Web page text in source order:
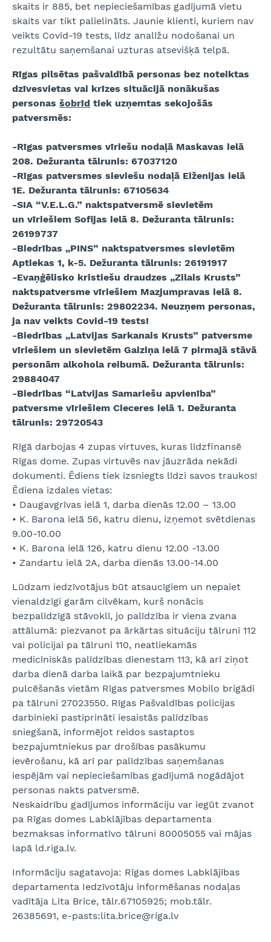
skaits ir 885, bet nepieciešamības gadījumā vietu
skaits var tikt palielināts. Jaunie klienti, kuriem nav
veikts Covid-19 tests, līdz analīžu nodošanai un
rezultātu saņemšanai uzturas atsevišķā telpā.
Rīgas pilsētas pašvaldībā personas bez noteiktas
dzīvesvietas vai krīzes situācijā nonākušas
personas šobrīd tiek uzņemtas sekojošās
patversmēs:
-Rīgas patversmes vīriešu nodaļā Maskavas ielā
208. Dežuranta tālrunis: 67037120
-Rīgas patversmes sieviešu nodaļā Eiženijas ielā
1E. Dežuranta tālrunis: 67105634
-SIA “V.E.L.G.” naktspatversmē sievietēm
un vīriešiem Sofijas ielā 8. Dežuranta tālrunis:
26199737
-Biedrības „PINS” naktspatversmes sievietēm
Aptiekas 1, k-5. Dežuranta tālrunis: 26191917
-Evaņģēlisko kristiešu draudzes „Zilais Krusts”
naktspatversme vīriešiem Mazjumpravas ielā 8.
Dežuranta tālrunis: 29802234. Neuzņem personas,
ja nav veikts Covid-19 tests!
-Biedrības „Latvijas Sarkanais Krusts” patversme
vīriešiem un sievietēm Gaiziņa ielā 7 pirmajā stāvā
personām alkohola reibumā. Dežuranta tālrunis:
29884047
-Biedrības “Latvijas Samariešu apvienība”
patversme vīriešiem Cieceres ielā 1. Dežuranta
tālrunis: 29720543
Rīgā darbojas 4 zupas virtuves, kuras līdzfinansē
Rīgas dome. Zupas virtuvēs nav jāuzrāda nekādi
dokumenti. Ēdiens tiek izsniegts līdzi savos traukos!
Ēdiena izdales vietas:
• Daugavgrīvas ielā 1, darba dienās 12.00 – 13.00
• K. Barona ielā 56, katru dienu, izņemot svētdienas
9.00-10.00
• K. Barona ielā 126, katru dienu 12.00 -13.00
• Zandartu ielā 2A, darba dienās 13.00-14.00
Lūdzam iedzīvotājus būt atsaucīgiem un nepaiet
vienaldzīgi garām cilvēkam, kurš nonācis
bezpalīdzīgā stāvoklī, jo palīdzība ir viena zvana
attālumā: piezvanot pa ārkārtas situāciju tālruni 112
vai policijai pa tālruni 110, neatliekamās
medicīniskās palīdzības dienestam 113, kā arī ziņot
darba dienā darba laikā par bezpajumtnieku
pulcēšanās vietām Rīgas patversmes Mobilo brigādi
pa tālruni 27023550. Rīgas Pašvaldības policijas
darbinieki pastiprināti iesaistās palīdzības
sniegšanā, informējot reidos sastaptos
bezpajumtniekus par drošības pasākumu
ievērošanu, kā arī par palīdzības saņemšanas
iespējām vai nepieciešamības gadījumā nogādājot
personas nakts patversmē.
Neskaidrību gadījumos informāciju var iegūt zvanot
pa Rīgas domes Labklājības departamenta
bezmaksas informatīvo tālruni 80005055 vai mājas
lapā ld.riga.lv.
Informāciju sagatavoja: Rīgas domes Labklājības
departamenta Iedzīvotāju informēšanas nodaļas
vadītāja Lita Brice, tālr.67105925; mob.tālr.
26385691, e-pasts:lita.brice@riga.lv